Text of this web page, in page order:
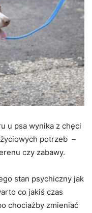
u psa wynika z chęci
potrzeb –
czy zabawy.
stan psychiczny jak
co jakiś czas
chociażby zmieniać